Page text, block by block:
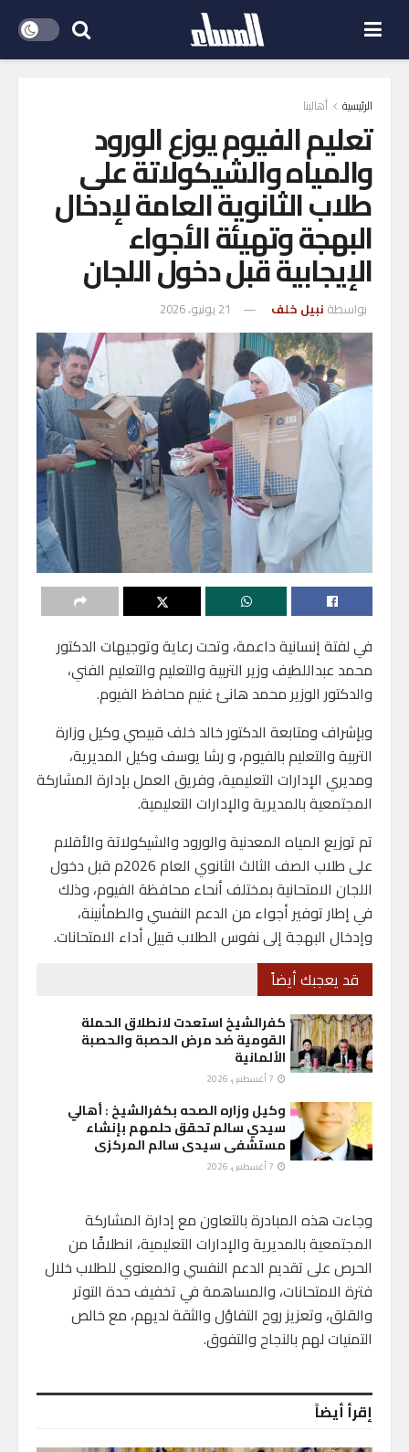
الرئيسية أهالينا
تعليم الفيوم يوزع الورود
والمياه والشيكولاتة على
طلاب الثانوية العامة لإدخال
البهجة وتهيئة الأجواء
الإيجابية قبل دخول اللجان
بواسطة نبيل خلف 21 يونيو، 2026
في لفتة إنسانية داعمة، وتحت رعاية وتوجيهات الدكتور
محمد عبداللطيف وزير التربية والتعليم والتعليم الفني،
والدكتور الوزير محمد هانئ غنيم محافظ الفيوم.
وبإشراف ومتابعة الدكتور خالد خلف قبيصي وكيل وزارة
التربية والتعليم بالفيوم، و رشا يوسف وكيل المديرية،
ومديري الإدارات التعليمية، وفريق العمل بإدارة المشاركة
المجتمعية بالمديرية والإدارات التعليمية.
تم توزيع المياه المعدنية والورود والشيكولاتة والأقلام
على طلاب الصف الثالث الثانوي العام 2026م قبل دخول
اللجان الامتحانية بمختلف أنحاء محافظة الفيوم، وذلك
في إطار توفير أجواء من الدعم النفسي والطمأنينة،
وإدخال البهجة إلى نفوس الطلاب قبيل أداء الامتحانات.
قد يعجبك أيضاً
كفرالشيخ استعدت لانطلاق الحملة
القومية ضد مرض الحصبة والحصبة
الألمانية
وكيل وزاره الصحه بكفرالشيخ : أهالي
سيدي سالم تحقق حلمهم بإنشاء
مستشفى سيدى سالم المركزى
وجاءت هذه المبادرة بالتعاون مع إدارة المشاركة
المجتمعية بالمديرية والإدارات التعليمية، انطلاقًا من
الحرص على تقديم الدعم النفسي والمعنوي للطلاب خلال
فترة الامتحانات، والمساهمة في تخفيف حدة التوتر
والقلق، وتعزيز روح التفاؤل والثقة لديهم، مع خالص
التمنيات لهم بالنجاح والتفوق.
إقرأ أيضاً